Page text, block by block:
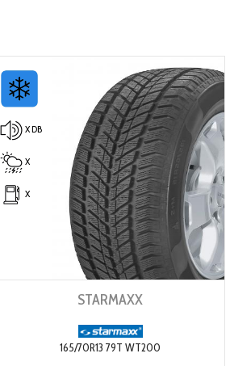
X DB
X
X
STARMAXX
165/70R13 79T WT200